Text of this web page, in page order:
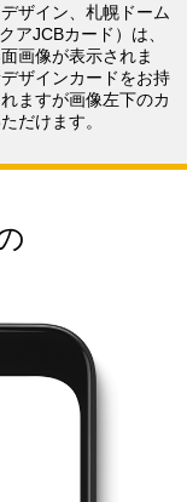
ザイン、札幌ドーム
アJCBカード）は、
画像が表示されま
ザインカードをお持
ますが画像左下のカ
だけます。